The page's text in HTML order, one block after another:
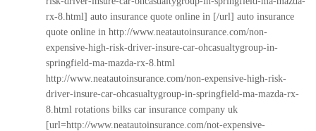
rx-8.html] auto insurance quote online in [/url] auto insurance
quote online in http://www.neatautoinsurance.com/non-
expensive-high-risk-driver-insure-car-ohcasualtygroup-in-
springfield-ma-mazda-rx-8.html
http://www.neatautoinsurance.com/non-expensive-high-risk-
driver-insure-car-ohcasualtygroup-in-springfield-ma-mazda-rx-
8.html rotations bilks car insurance company uk
[url=http://www.neatautoinsurance.com/not-expensive-